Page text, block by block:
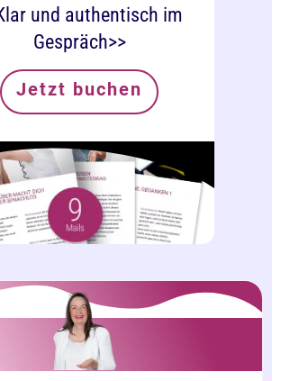
und authentisch im
Gespräch>>
Jetzt buchen